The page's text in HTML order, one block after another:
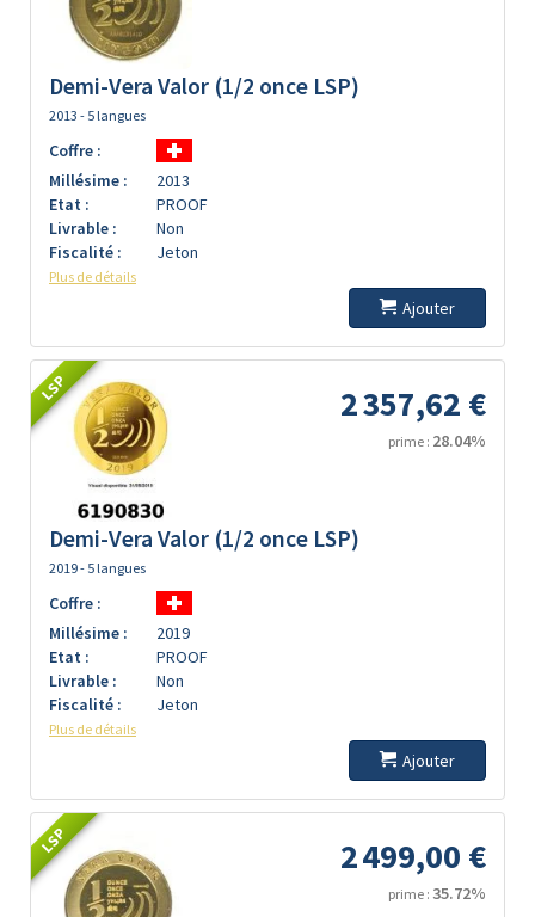
Demi-Vera Valor (1/2 once LSP)
2013 - 5 langues
Coffre :
Millésime :
2013
Etat :
PROOF
Livrable :
Non
Fiscalité :
Jeton
Plus de détails
Ajouter
LSP 2 357,62 €
prime : 28.04%
Demi-Vera Valor (1/2 once LSP)
2019 - 5 langues
Coffre :
Millésime :
2019
Etat :
PROOF
Livrable :
Non
Fiscalité :
Jeton
Plus de détails
Ajouter
LSP 2 499,00 €
prime : 35.72%